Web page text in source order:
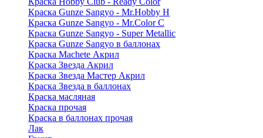
Краска Gunze Sangyo - Mr.Hobby H
Краска Gunze Sangyo - Mr.Color C
Краска Gunze Sangyo - Super Metallic
Краска Gunze Sangyo в баллонах
Краска Machete Акрил
Краска Звезда Акрил
Краска Звезда Мастер Акрил
Краска Звезда в баллонах
Краска масляная
Краска прочая
Краска в баллонах прочая
Лак